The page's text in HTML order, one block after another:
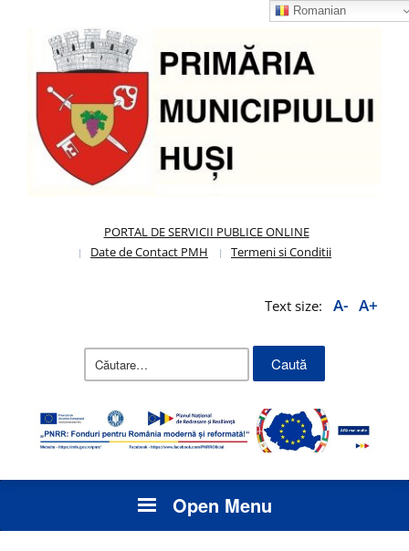
PORTAL DE SERVICII PUBLICE ONLINE
Date de Contact PMH
Termeni si Conditii
Text size: A- A+
Caută
Open Menu
Romanian